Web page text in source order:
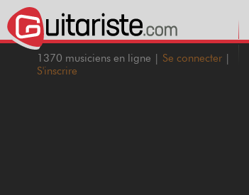
1370 musiciens en ligne | Se connecter |
S'inscrire